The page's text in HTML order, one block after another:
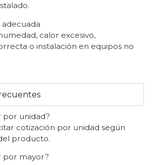
calor excesivo,
o instalación en equipos no
por unidad?
cotización por unidad según
producto.
por mayor?